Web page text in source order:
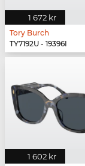
1 672 kr
Tory Burch
TY7192U - 19396I
1 602 kr